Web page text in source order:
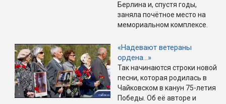
Берлина и, спустя годы,
заняла почётное место на
мемориальном комплексе.
«Надевают ветераны
ордена…»
Так начинаются строки новой
песни, которая родилась в
Чайковском в канун 75-летия
Победы. Об её авторе и